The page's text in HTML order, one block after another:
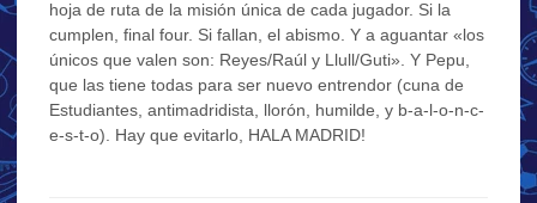
hoja de ruta de la misión única de cada jugador. Si la
cumplen, final four. Si fallan, el abismo. Y a aguantar «los
únicos que valen son: Reyes/Raúl y Llull/Guti». Y Pepu,
que las tiene todas para ser nuevo entrendor (cuna de
Estudiantes, antimadridista, llorón, humilde, y b-a-l-o-n-c-
e-s-t-o). Hay que evitarlo, HALA MADRID!